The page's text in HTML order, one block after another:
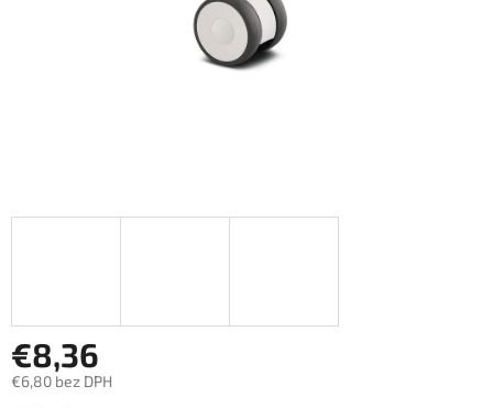
€8,36
€6,80 bez DPH